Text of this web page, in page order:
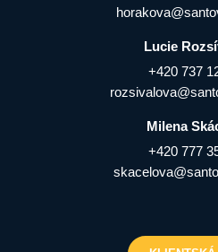
Lucie
+420 737
Milena
+420 777